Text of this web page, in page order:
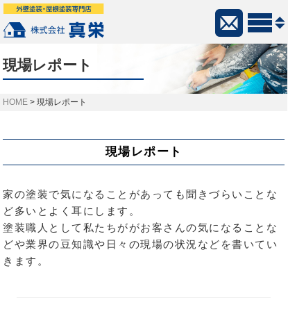
現場レポート
>現場レポート
現場レポート
家の塗装で気になることがあっても聞きづらいことな
ど多いとよく耳にします。
塗装職人として私たちががお客さんの気になることな
どや業界の豆知識や日々の現場の状況などを書いてい
きます。